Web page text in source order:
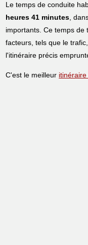
Le temps de conduite
heures 41 minutes,
importants. Ce temps de
facteurs, tels que le
l'itinéraire précis
C'est le meilleur